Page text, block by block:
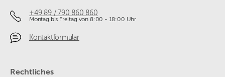
+49 89 / 790 860 860
Montag bis Freitag von 8:00 - 18:00 Uhr
Kontaktformular
Rechtliches